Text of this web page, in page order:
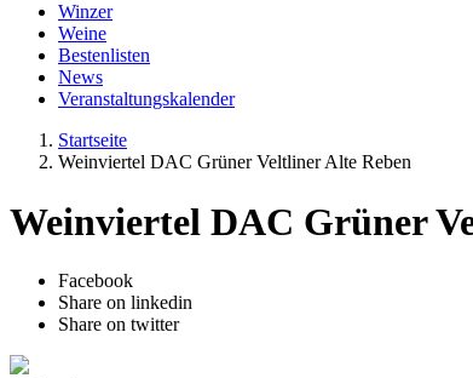
Winzer
Weine
Bestenlisten
News
Veranstaltungskalender
Startseite
Weinviertel DAC Grüner Veltliner Alte Reben
Weinviertel DAC Grüner
Facebook
Share on linkedin
Share on twitter